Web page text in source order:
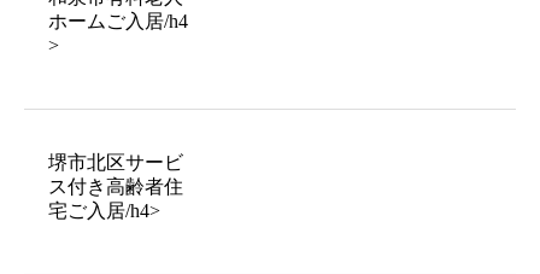
ホームご入居/h4
>
堺市北区サービ
ス付き高齢者住
宅ご入居/h4>